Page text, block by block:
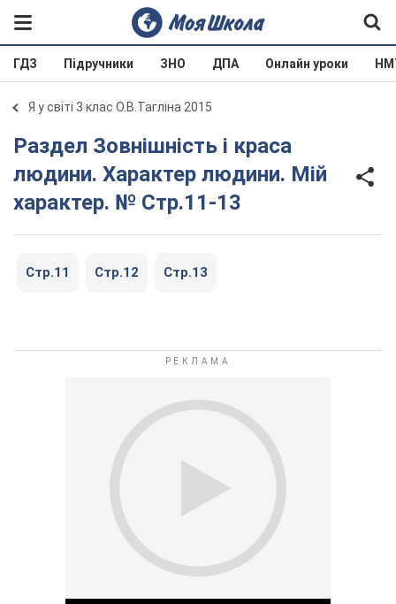
ГДЗ Підручники ЗНО ДПА Онлайн уроки
Я у світі 3 клас О.В.Тагліна 2015
Раздел Зовнішність і краса
людини. Характер людини. Мій
характер. № Стр.11-13
Стр.11 Стр.12 Стр.13